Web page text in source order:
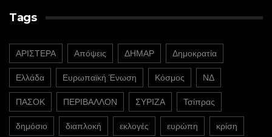
Tags
ΑΡΙΣΤΕΡΑ Απόψεις ΔΗΜΑΡ Δημοκρατία
Ελλάδα Ευρωπαϊκή Ένωση Κόσμος ΝΔ
ΠΑΣΟΚ ΠΕΡΙΒΑΛΛΟΝ ΣΥΡΙΖΑ Τσίπρας
δημόσιο διαπλοκή εκλογές ευρώπη κρίση